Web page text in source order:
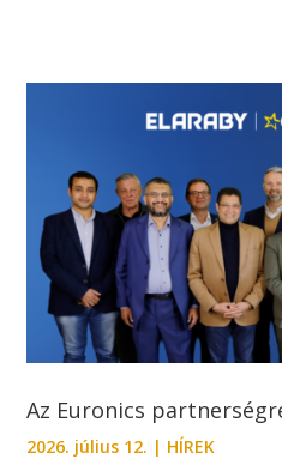
Az Euronics
2026. július 12. | HÍREK